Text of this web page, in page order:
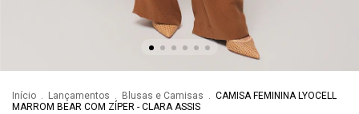
Início . Lançamentos . Blusas e Camisas . CAMISA FEMININA LYOCELL
MARROM BEAR COM ZÍPER - CLARA ASSIS